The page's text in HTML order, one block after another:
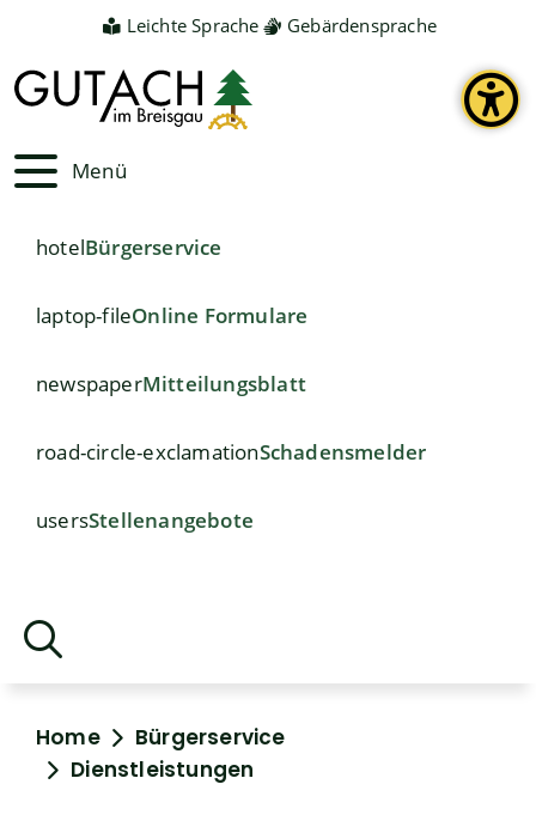
Leichte Sprache Gebärdensprache
Menü
hotelBürgerservice
laptop-fileOnline Formulare
newspaperMitteilungsblatt
road-circle-exclamationSchadensmelder
usersStellenangebote
Home
Bürgerservice
Dienstleistungen